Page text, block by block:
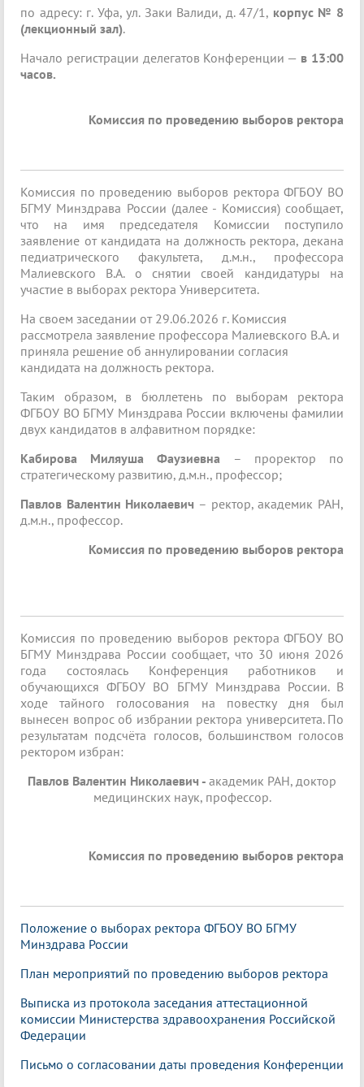
по адресу: г. Уфа, ул. Заки Валиди, д. 47/1, корпус № 8
(лекционный зал).
Начало регистрации делегатов Конференции — в 13:00
часов.
Комиссия по проведению выборов ректора
Комиссия по проведению выборов ректора ФГБОУ ВО
БГМУ Минздрава России (далее - Комиссия) сообщает,
что на имя председателя Комиссии поступило
заявление от кандидата на должность ректора, декана
педиатрического факультета, д.м.н., профессора
Малиевского В.А. о снятии своей кандидатуры на
участие в выборах ректора Университета.
На своем заседании от 29.06.2026 г. Комиссия
рассмотрела заявление профессора Малиевского В.А. и
приняла решение об аннулировании согласия
кандидата на должность ректора.
Таким образом, в бюллетень по выборам ректора
ФГБОУ ВО БГМУ Минздрава России включены фамилии
двух кандидатов в алфавитном порядке:
Кабирова Миляуша Фаузиевна – проректор по
стратегическому развитию, д.м.н., профессор;
Павлов Валентин Николаевич – ректор, академик РАН,
д.м.н., профессор.
Комиссия по проведению выборов ректора
Комиссия по проведению выборов ректора ФГБОУ ВО
БГМУ Минздрава России сообщает, что 30 июня 2026
года состоялась Конференция работников и
обучающихся ФГБОУ ВО БГМУ Минздрава России. В
ходе тайного голосования на повестку дня был
вынесен вопрос об избрании ректора университета. По
результатам подсчёта голосов, большинством голосов
ректором избран:
Павлов Валентин Николаевич - академик РАН, доктор
медицинских наук, профессор.
Комиссия по проведению выборов ректора
Положение о выборах ректора ФГБОУ ВО БГМУ
Минздрава России
План мероприятий по проведению выборов ректора
Выписка из протокола заседания аттестационной
комиссии Министерства здравоохранения Российской
Федерации
Письмо о согласовании даты проведения Конференции